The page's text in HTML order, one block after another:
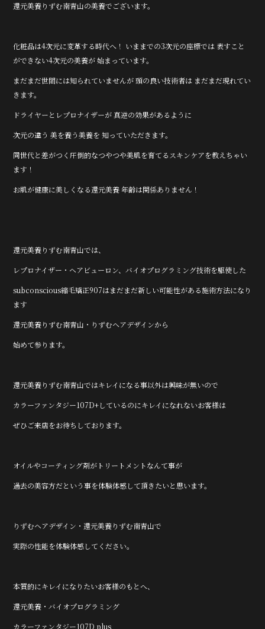
還元美養りずむ南青山の美養でございます。
化粧品は4次元に変革する時代へ！ いままでの3次元の座標では 表すこと
ができない4次元の美養が 始まっています。
まだまだ世間には知られていませんが 頭の良い技術者は まだまだ現れてい
きます。
ドライヤーとレプロナイザーが 真逆の効果があるように
次元の違う 美を養う美養を 知っていただきます。
同世代と差がつく圧倒的なつやつや美肌を育てるスキンケアを教えちゃい
ます！
お肌が健康に美しくなる還元美養 年齢は関係ありません！
還元美養りずむ南青山では、
レプロナイザー・ヘアビューロン、バイオプログラミング技術を駆使した
subconscious縮毛矯正907はまだまだ新しい可能性がある施術方法になり
ます
還元美養りずむ南青山・りずむヘアデザインから
始めて参ります。
還元美養りずむ南青山ではキレイになる事以外は興味が無いので
カラーファンタジー107D+しているのにキレイになれないお客様は
ぜひご来店をお待ちしております。
オイルやコーティング剤がトリートメントなんて事が
過去の美容方だという事を体験体感して頂きたいと思います。
りずむヘアデザイン・還元美養りずむ南青山で
実際の性能を体験体感してください。
本質的にキレイになりたいお客様のもとへ、
還元美養・バイオプログラミング
カラーファンタジー107D plus